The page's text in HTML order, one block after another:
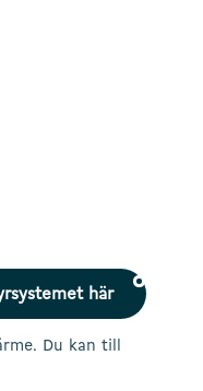
här
Du kan till